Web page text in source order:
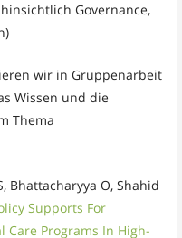
Governance,
wir in Gruppenarbeit
Wissen und die
Thema
Bhattacharyya O, Shahid
Supports For
Care Programs In High-